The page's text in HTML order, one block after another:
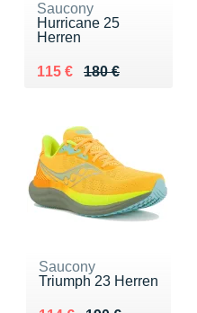
Saucony
Hurricane 25
Herren
180 €
Au lieu de 180 €
115 €
Vendu 115 €
Saucony
Triumph 23 Herren